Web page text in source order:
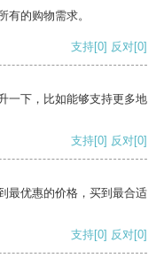
有的购物需求。
支持[0] 反对[0]
一下，比如能够支持更多地
支持[0] 反对[0]
最优惠的价格，买到最合适
支持[0] 反对[0]